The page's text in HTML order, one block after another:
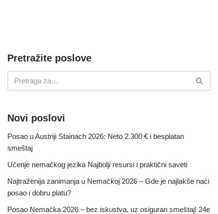
Pretražite poslove
Novi poslovi
Posao u Austriji Stainach 2026: Neto 2.300 € i besplatan
smeštaj
Učenje nemačkog jezika Najbolji resursi i praktični saveti
Najtraženija zanimanja u Nemačkoj 2026 – Gde je najlakše naći
posao i dobru platu?
Posao Nemačka 2026 – bez iskustva, uz osiguran smeštaj! 24e